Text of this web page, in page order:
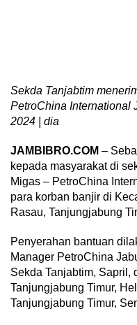
Sekda Tanjabtim
PetroChina International
2024 | dia
JAMBIBRO.COM –
kepada masyarakat di
Migas – PetroChina
para korban banjir di
Rasau, Tanjungjabung
Penyerahan bantuan
Manager PetroChina
Sekda Tanjabtim, Sapril,
Tanjungjabung Timur,
Tanjungjabung Timur,